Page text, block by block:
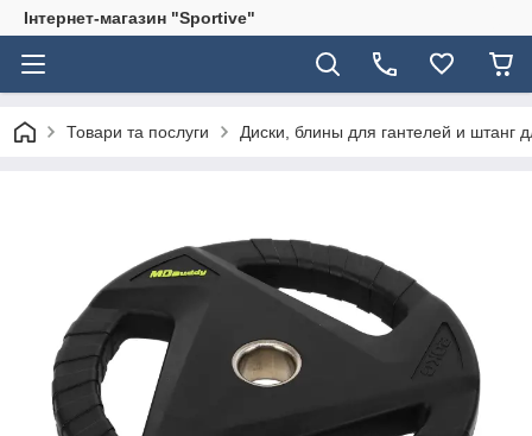
Інтернет-магазин "Sportive"
Товари та послуги Диски, блины для гантелей и штанг